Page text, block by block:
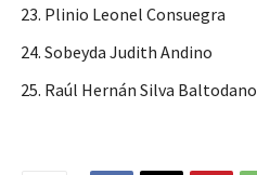
Plinio Leonel Consuegra
Sobeyda Judith Andino
Raúl Hernán Silva Baltodano